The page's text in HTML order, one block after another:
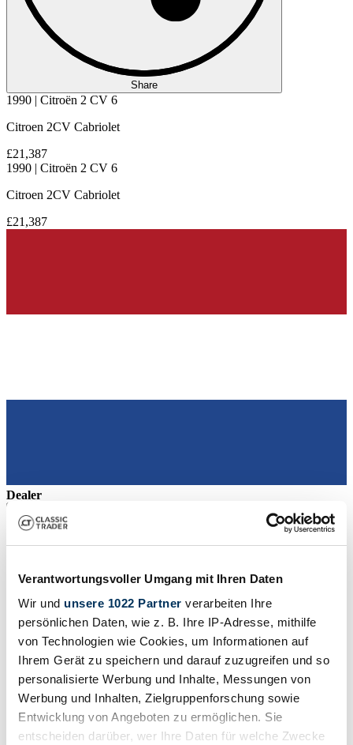
Verantwortungsvoller Umgang mit Ihren Daten
Wir und unsere 1022 Partner verarbeiten Ihre
persönlichen Daten, wie z. B. Ihre IP-Adresse, mithilfe
von Technologien wie Cookies, um Informationen auf
Ihrem Gerät zu speichern und darauf zuzugreifen und so
personalisierte Werbung und Inhalte, Messungen von
Werbung und Inhalten, Zielgruppenforschung sowie
Entwicklung von Angeboten zu ermöglichen. Sie
entscheiden darüber, wer Ihre Daten für welche Zwecke
Share
1990 | Citroën 2 CV 6
Citroen 2CV Cabriolet
£21,387
1990 | Citroën 2 CV 6
Citroen 2CV Cabriolet
£21,387
Dealer